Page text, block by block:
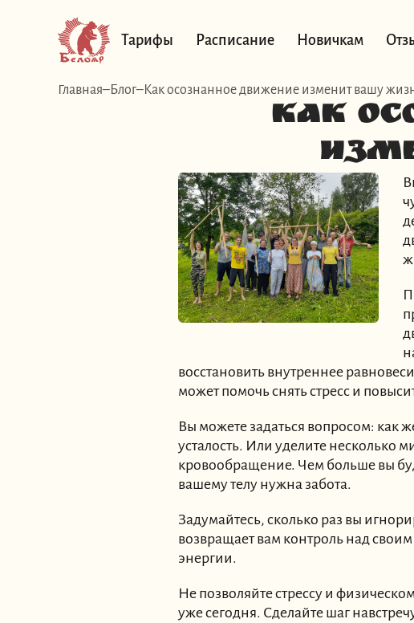
Тарифы Расписание Новичкам
Главная Блог Как осознанное движение изменит вашу
Как
восстановить внутреннее
может помочь снять стресс и
Вы можете задаться вопросом: как
усталость. Или уделите несколько
кровообращение. Чем больше вы
вашему телу нужна забота.
Задумайтесь, сколько раз вы
возвращает вам контроль над
энергии.
Не позволяйте стрессу и
уже сегодня. Сделайте шаг